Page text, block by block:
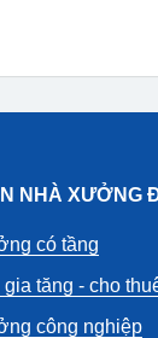
NHÀ XƯỞNG
có tầng
tăng - cho
công nghiệp